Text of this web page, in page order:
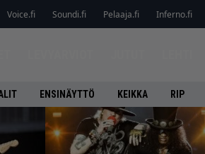
Voice.fi Soundi.fi Pelaaja.fi Inferno.fi
ENSINÄYTTÖ KEIKKA RIP